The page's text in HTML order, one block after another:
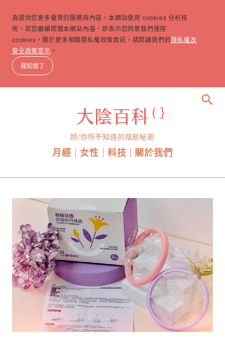
為提供您更多優質的服務與內容，本網站使用 cookies 分析技
術。若您繼續閱覽本網站內容，即表示您同意我們使用
cookies，關於更多相關隱私權政策資訊，請閱讀我們的隱私權及
安全政策宣示 。
我知道了
妳/你所不知道的陰部秘密
月經 女性 科技 關於我們
search